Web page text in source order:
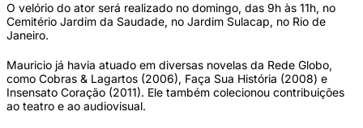
O velório do ator será realizado no domingo, das 9h às 11h, no
Cemitério Jardim da Saudade, no Jardim Sulacap, no Rio de
Janeiro.
Mauricio já havia atuado em diversas novelas da Rede Globo,
como Cobras & Lagartos (2006), Faça Sua História (2008) e
Insensato Coração (2011). Ele também colecionou contribuições
ao teatro e ao audiovisual.